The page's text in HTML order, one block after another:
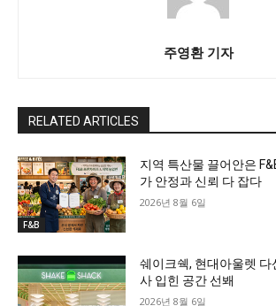
주영환 기자
RELATED ARTICLES
F&B
지역 특산물 끌어안은
가 안정과 신뢰 다 잡다
2026년 8월 6일
쉐이크쉑, 현대아울렛 다
사 입힌 공간 선봬
2026년 8월 6일